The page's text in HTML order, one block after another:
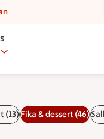
| Catering ICA
(13)Fika & dessert (46)